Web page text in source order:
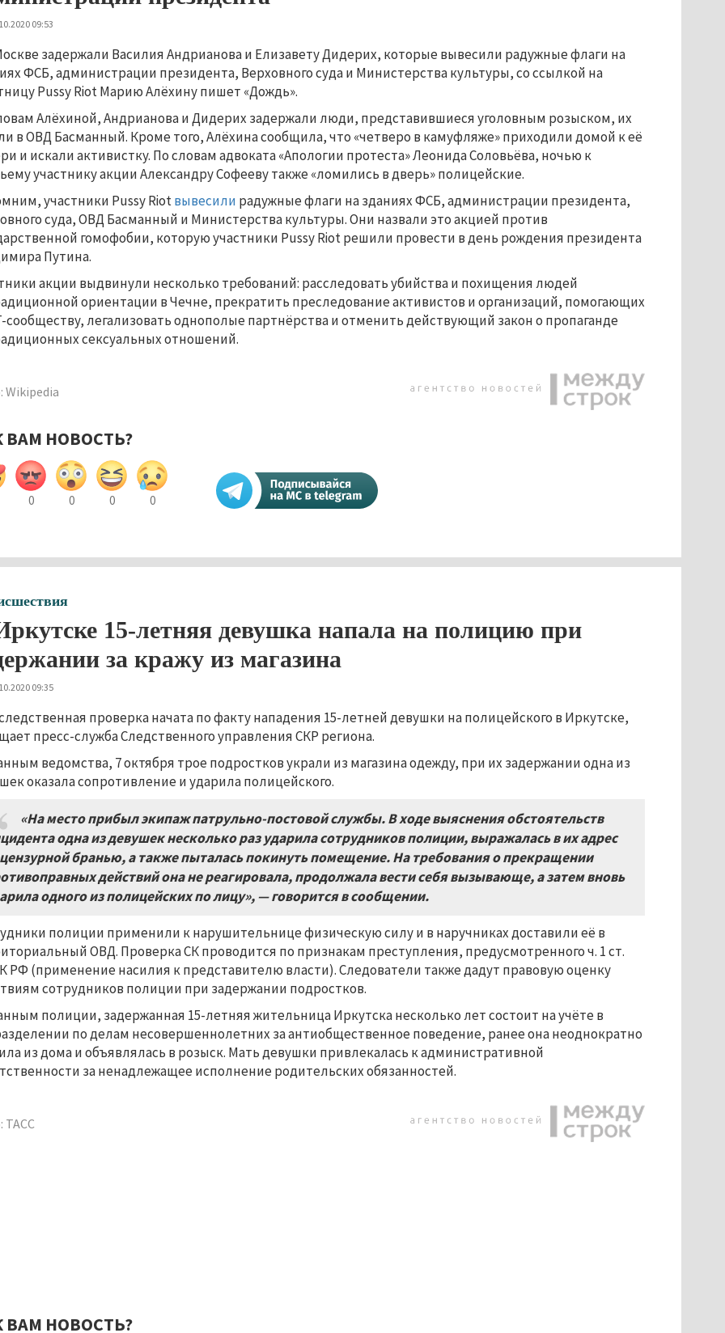
09:53
задержали Василия Андрианова и Елизавету Дидерих, которые вывесили радужные флаги на
ФСБ, администрации президента, Верховного суда и Министерства культуры, со ссылкой на
Pussy Riot Марию Алёхину пишет «Дождь».
Алёхиной, Андрианова и Дидерих задержали люди, представившиеся уголовным розыском, их
в ОВД Басманный. Кроме того, Алёхина сообщила, что «четверо в камуфляже» приходили домой к её
и искали активистку. По словам адвоката «Апологии протеста» Леонида Соловьёва, ночью к
участнику акции Александру Софееву также «ломились в дверь» полицейские.
участники Pussy Riotвывесили радужные флаги на зданиях ФСБ, администрации президента,
суда, ОВД Басманный и Министерства культуры. Они назвали это акцией против
гомофобии, которую участники Pussy Riot решили провести в день рождения президента
Путина.
акции выдвинули несколько требований: расследовать убийства и похищения людей
ориентации в Чечне, прекратить преследование активистов и организаций, помогающих
сообществу, легализовать однополые партнёрства и отменить действующий закон о пропаганде
сексуальных отношений.
Wikipedia
ВАМ НОВОСТЬ?
0 0 0 0
15-летняя девушка напала на полицию при
за кражу из магазина
09:35
проверка начата по факту нападения 15-летней девушки на полицейского в Иркутске,
пресс-служба Следственного управления СКР региона.
ведомства, 7 октября трое подростков украли из магазина одежду, при их задержании одна из
оказала сопротивление и ударила полицейского.
«На место прибыл экипаж патрульно-постовой службы.В ходе выяснения обстоятельств
одна из девушек несколько раз ударила сотрудников полиции,выражалась в их адрес
бранью,а также пыталась покинуть помещение.На требования о прекращении
действий она не реагировала,продолжала вести себя вызывающе,а затем вновь
одного из полицейских по лицу», — говорится в сообщении.
полиции применили к нарушительнице физическую силу и в наручниках доставили её в
ОВД. Проверка СК проводится по признакам преступления, предусмотренного ч. 1 ст.
РФ (применение насилия к представителю власти). Следователи также дадут правовую оценку
сотрудников полиции при задержании подростков.
полиции, задержанная 15-летняя жительница Иркутска несколько лет состоит на учёте в
по делам несовершеннолетних за антиобщественное поведение, ранее она неоднократно
из дома и объявлялась в розыск. Мать девушки привлекалась к административной
за ненадлежащее исполнение родительских обязанностей.
ТАСС
ВАМ НОВОСТЬ?